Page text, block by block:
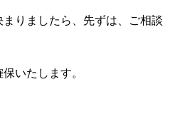
りましたら、先ずは、ご相談
いたします。